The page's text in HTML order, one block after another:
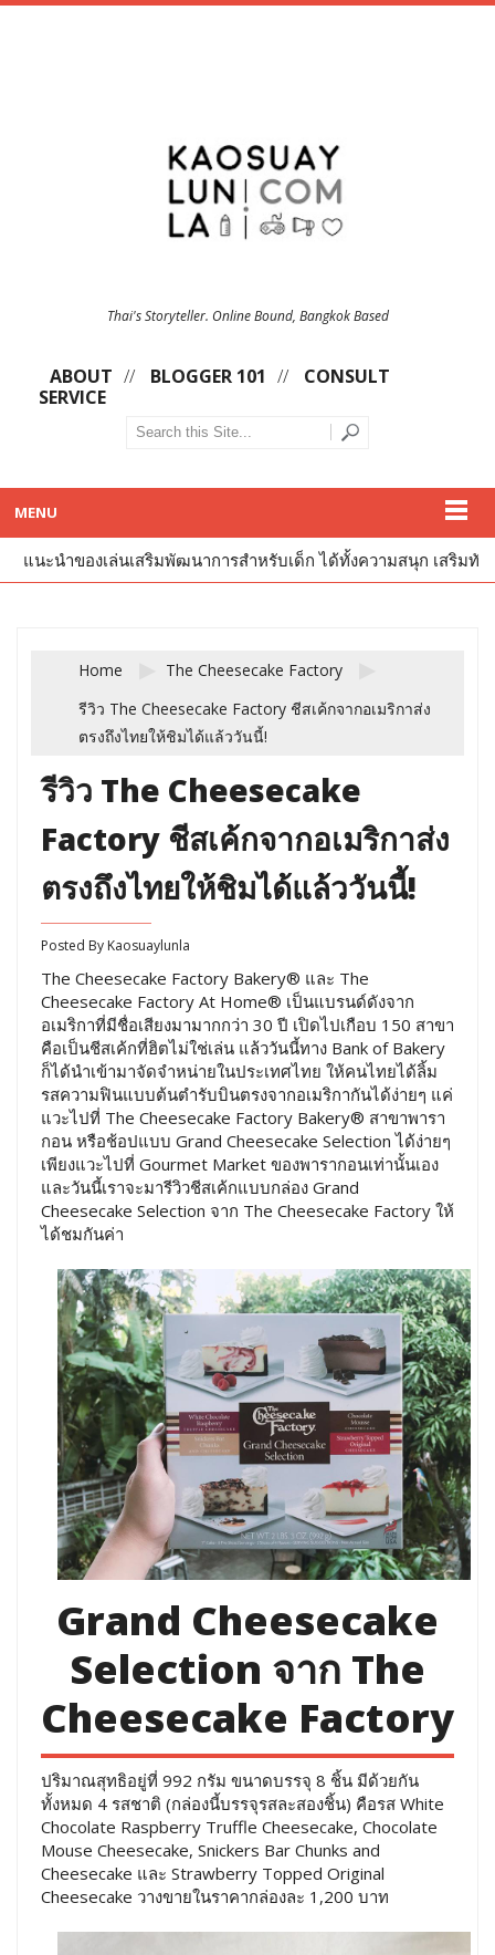
Thai's Storyteller. Online Bound, Bangkok Based
ABOUT BLOGGER 101
CONSULT
SERVICE
MENU
แนะนำของเล่นเสริมพัฒนาการสำหรับเด็ก ได้ทั้งความสนุก เสริมทัก
Home
The Cheesecake Factory
รีวิว The Cheesecake Factory ชีสเค้กจากอเมริกาส่ง
ตรงถึงไทยให้ชิมได้แล้ววันนี้!
รีวิว The Cheesecake
Factory ชีสเค้กจากอเมริกาส่ง
ตรงถึงไทยให้ชิมได้แล้ววันนี้!
Posted By Kaosuaylunla
The Cheesecake Factory Bakery® และ The
Cheesecake Factory At Home® เป็นแบรนด์ดังจาก
อเมริกาที่มีชื่อเสียงมามากกว่า 30 ปี เปิดไปเกือบ 150 สาขา
คือเป็นชีสเค้กที่ฮิตไม่ใช่เล่น แล้ววันนี้ทาง Bank of Bakery
ก็ได้นำเข้ามาจัดจำหน่ายในประเทศไทย ให้คนไทยได้ลิ้ม
รสความฟินแบบต้นตำรับบินตรงจากอเมริกากันได้ง่ายๆ แค่
แวะไปที่ The Cheesecake Factory Bakery® สาขาพารา
กอน หรือช้อปแบบ Grand Cheesecake Selection ได้ง่ายๆ
เพียงแวะไปที่ Gourmet Market ของพารากอนเท่านั้นเอง
และวันนี้เราจะมารีวิวชีสเค้กแบบกล่อง Grand
Cheesecake Selection จาก The Cheesecake Factory ให้
ได้ชมกันค่า
Grand Cheesecake
Selection จาก The
Cheesecake Factory
ปริมาณสุทธิอยู่ที่ 992 กรัม ขนาดบรรจุ 8 ชิ้น มีด้วยกัน
ทั้งหมด 4 รสชาติ (กล่องนี้บรรจุรสละสองชิ้น) คือรส White
Chocolate Raspberry Truffle Cheesecake, Chocolate
Mouse Cheesecake, Snickers Bar Chunks and
Cheesecake และ Strawberry Topped Original
Cheesecake วางขายในราคากล่องละ 1,200 บาท